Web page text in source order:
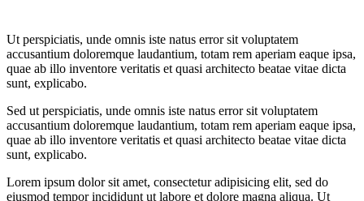
Ut perspiciatis, unde omnis iste natus error sit voluptatem
accusantium doloremque laudantium, totam rem aperiam eaque ipsa,
quae ab illo inventore veritatis et quasi architecto beatae vitae dicta
sunt, explicabo.
Sed ut perspiciatis, unde omnis iste natus error sit voluptatem
accusantium doloremque laudantium, totam rem aperiam eaque ipsa,
quae ab illo inventore veritatis et quasi architecto beatae vitae dicta
sunt, explicabo.
Lorem ipsum dolor sit amet, consectetur adipisicing elit, sed do
eiusmod tempor incididunt ut labore et dolore magna aliqua. Ut